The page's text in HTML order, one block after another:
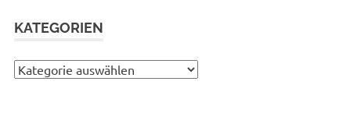
KATEGORIEN
Kategorien